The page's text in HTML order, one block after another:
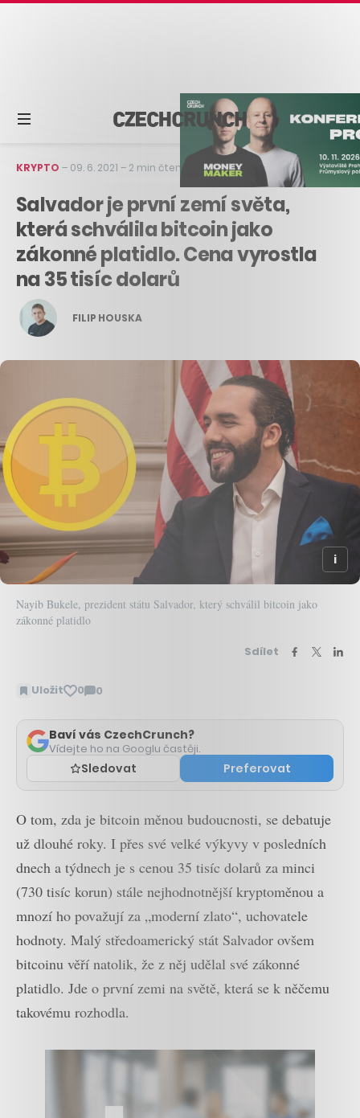
KRYPTO – 09. 6. 2021 – 2 min čtení
Salvador je první zemí světa,
která schválila bitcoin jako
zákonné platidlo. Cena vyrostla
na 35 tisíc dolarů
FILIP HOUSKA
Nayib Bukele, prezident státu Salvador, který schválil bitcoin jako
zákonné platidlo
Sdílet
Uložit 0 0
Zobrazit
Baví vás CzechCrunch?
Vídejte ho na Googlu častěji.
Sledovat Preferovat
O tom, zda je bitcoin měnou budoucnosti, se debatuje
už dlouhé roky. I přes své velké výkyvy v posledních
dnech a týdnech je s cenou 35 tisíc dolarů za minci
(730 tisíc korun) stále nejhodnotnější kryptoměnou a
mnozí ho považují za „moderní zlato“, uchovatele
hodnoty. Malý středoamerický stát Salvador ovšem
bitcoinu věří natolik, že z něj udělal své zákonné
platidlo. Jde o první zemi na světě, která se k něčemu
takovému rozhodla.